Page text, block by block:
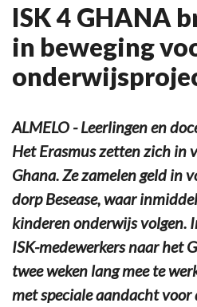
ISK 4 GHANA
in beweging
ALMELO - Leerlingen en
Het Erasmus zetten zich in
Ghana. Ze zamelen geld in
dorp Besease, waar
kinderen onderwijs volgen.
ISK-medewerkers naar het
twee weken lang mee te
met speciale aandacht